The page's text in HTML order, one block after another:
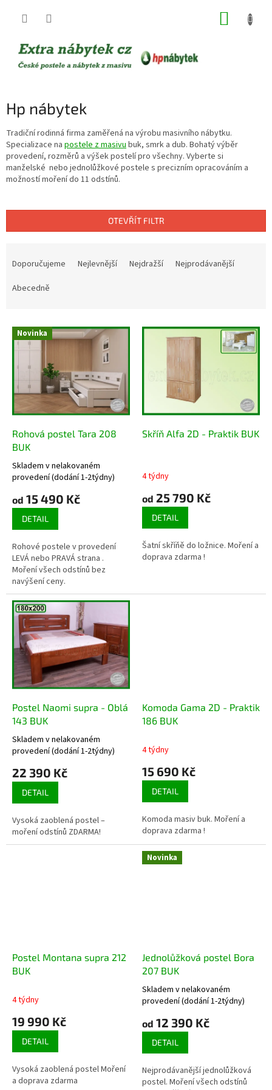
Hp nábytek
Tradiční rodinná firma zaměřená na výrobu masivního nábytku.
Specializace na postele z masivu buk, smrk a dub. Bohatý výběr
provedení, rozměrů a výšek postelí pro všechny. Vyberte si
manželské nebo jednolůžkové postele s precizním opracováním a
možností moření do 11 odstínů.
OTEVŘÍT FILTR
p
Doporučujeme Nejlevnější Nejdražší
Nejprodávanější
Abecedně
V Novinka
Rohová postel Tara 208
BUK
Průměrné
hodnocení
produktu
je
z
5
hvězdiček.
Skladem v nelakovaném
provedení (dodání 1-2týdny)
od 15 490 Kč
DETAIL
Rohové postele v provedení
LEVÁ nebo PRAVÁ strana .
Moření všech odstínů bez
navýšení ceny.
Skříň Alfa 2D - Praktik BUK
4 týdny
od 25 790 Kč
DETAIL
Šatní skříňě do ložnice. Moření a
doprava zdarma !
Postel Naomi supra - Oblá
143 BUK
Průměrné
hodnocení
produktu
je
z
5
hvězdiček.
Skladem v nelakovaném
provedení (dodání 1-2týdny)
22 390 Kč
DETAIL
Vysoká zaoblená postel –
moření odstínů ZDARMA!
Komoda Gama 2D - Praktik
186 BUK
4 týdny
15 690 Kč
DETAIL
Komoda masiv buk. Moření a
doprava zdarma !
Postel Montana supra 212
BUK
4 týdny
19 990 Kč
DETAIL
Vysoká zaoblená postel Moření
a doprava zdarma
Novinka
Jednolůžková postel Bora
207 BUK
Průměrné
hodnocení
produktu
je
z
5
hvězdiček.
Skladem v nelakovaném
provedení (dodání 1-2týdny)
od 12 390 Kč
DETAIL
Nejprodávanější jednolůžková
postel. Moření všech odstínů